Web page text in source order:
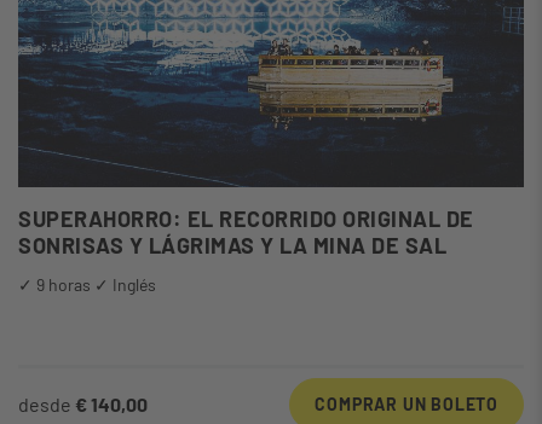
SUPERAHORRO: EL RECORRIDO ORIGINAL DE
SONRISAS Y LÁGRIMAS Y LA MINA DE SAL
✓ 9 horas ✓ Inglés
desde € 140,00 COMPRAR UN BOLETO